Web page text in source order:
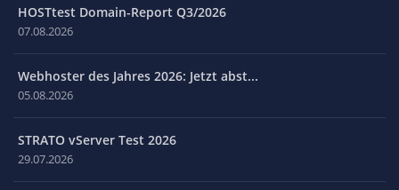
HOSTtest Domain-Report Q3/2026
07.08.2026
Webhoster des Jahres 2026: Jetzt abst...
05.08.2026
STRATO vServer Test 2026
29.07.2026